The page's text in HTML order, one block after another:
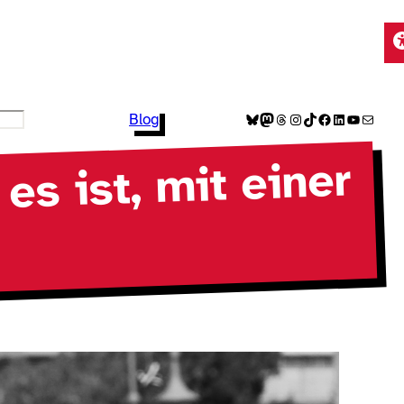
Blog Bluesky Mastodon Threads Instagram TikTok Facebook LinkedIn YouTube E-Mail
ist, mit einer